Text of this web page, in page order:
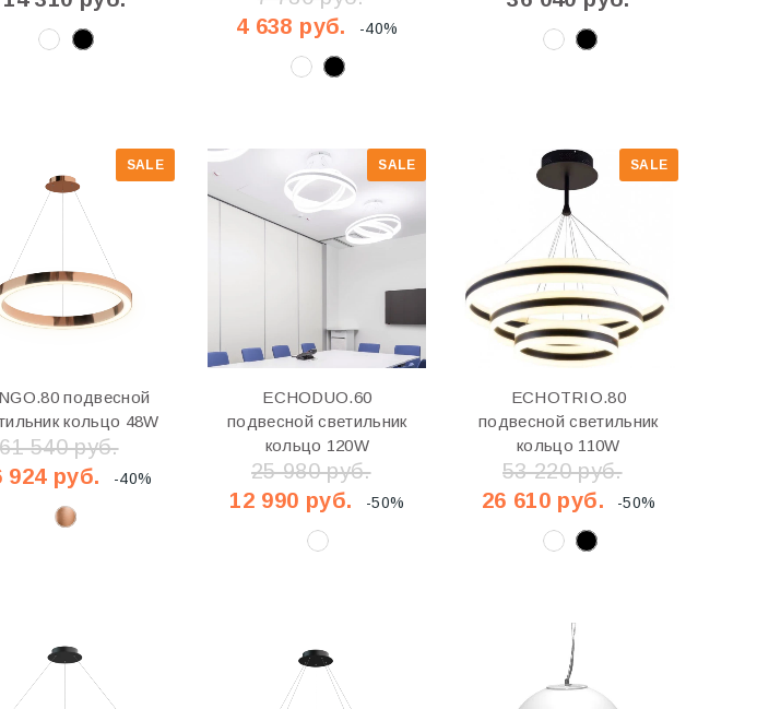
4 638 руб.
-40%
SALE
подвесной
кольцо 48W
61 540 руб.
924 руб.
-40%
SALE
ECHODUO.60
подвесной светильник
кольцо 120W
25 980 руб.
12 990 руб.
-50%
SALE
ECHOTRIO.80
подвесной светильник
кольцо 110W
53 220 руб.
26 610 руб.
-50%